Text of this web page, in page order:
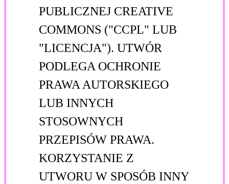
PUBLICZNEJ CREATIVE
COMMONS ("CCPL" LUB
"LICENCJA"). UTWÓR
PODLEGA OCHRONIE
PRAWA AUTORSKIEGO
LUB INNYCH
STOSOWNYCH
PRZEPISÓW PRAWA.
KORZYSTANIE Z
UTWORU W SPOSÓB INNY